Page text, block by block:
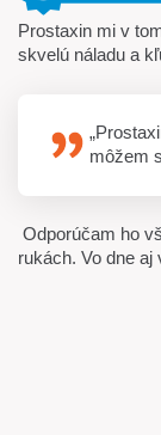
Prostaxin mi v
skvelú náladu a
môžem
Odporúčam ho
rukách. Vo dne aj